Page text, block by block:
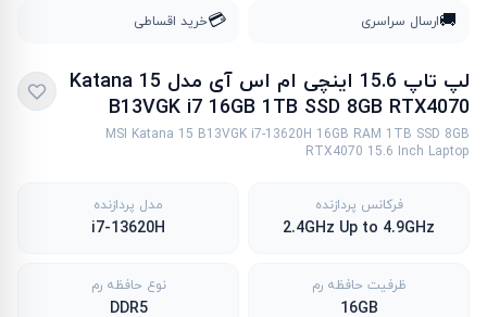
🚚ارسال سراسری 💳خرید اقساطی
لپ تاپ 15.6 اینچی ام اس آی مدل Katana 15
B13VGK i7 16GB 1TB SSD 8GB RTX4070
MSI Katana 15 B13VGK i7-13620H 16GB RAM 1TB SSD 8GB
RTX4070 15.6 Inch Laptop
فرکانس پردازنده
2.4GHz Up to 4.9GHz
مدل پردازنده
i7-13620H
ظرفیت حافظه رم
16GB
نوع حافظه رم
DDR5